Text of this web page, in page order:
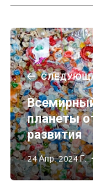
планеты
развития
24 Апр. 2024 Г.